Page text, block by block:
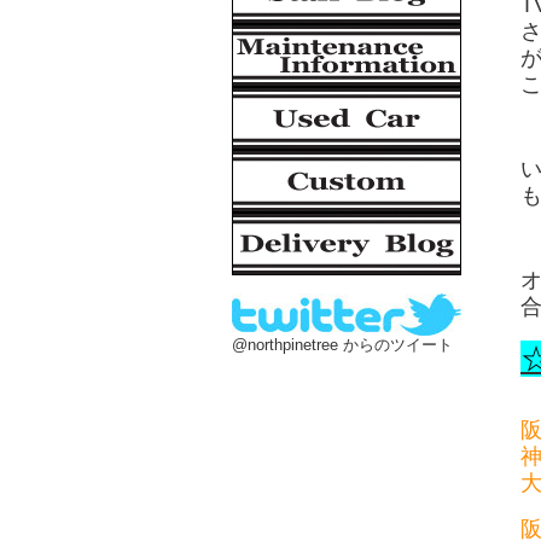
@northpinetree からのツイート